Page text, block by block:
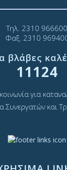
Τηλ. 2310 966600
Φαξ. 2310
βλάβες
11124
για
Συνεργατών και